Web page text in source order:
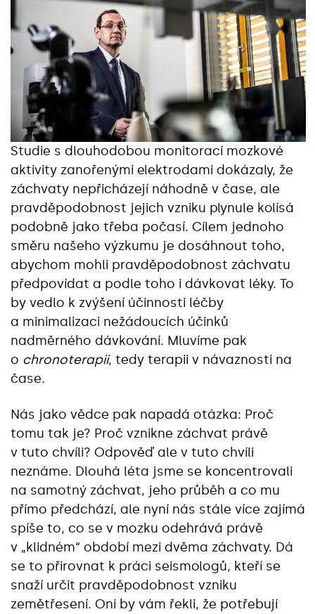
Studie s dlouhodobou monitorací mozkové
aktivity zanořenými elektrodami dokázaly, že
záchvaty nepřicházejí náhodně v čase, ale
pravděpodobnost jejich vzniku plynule kolísá
podobně jako třeba počasí. Cílem jednoho
směru našeho výzkumu je dosáhnout toho,
abychom mohli pravděpodobnost záchvatu
předpovídat a podle toho i dávkovat léky. To
by vedlo k zvýšení účinnosti léčby
a minimalizaci nežádoucích účinků
nadměrného dávkování. Mluvíme pak
o chronoterapii, tedy terapii v návaznosti na
čase.
Nás jako vědce pak napadá otázka: Proč
tomu tak je? Proč vznikne záchvat právě
v tuto chvíli? Odpověď ale v tuto chvíli
neznáme. Dlouhá léta jsme se koncentrovali
na samotný záchvat, jeho průběh a co mu
přímo předchází, ale nyní nás stále více zajímá
spíše to, co se v mozku odehrává právě
v „klidném“ období mezi dvěma záchvaty. Dá
se to přirovnat k práci seismologů, kteří se
snaží určit pravděpodobnost vzniku
zemětřesení. Oni by vám řekli, že potřebují